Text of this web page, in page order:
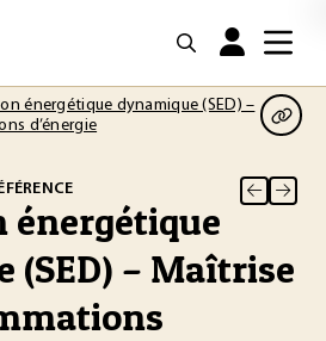
énergétique dynamique (SED) –
d’énergie
énergétique
(SED) – Maîtrise